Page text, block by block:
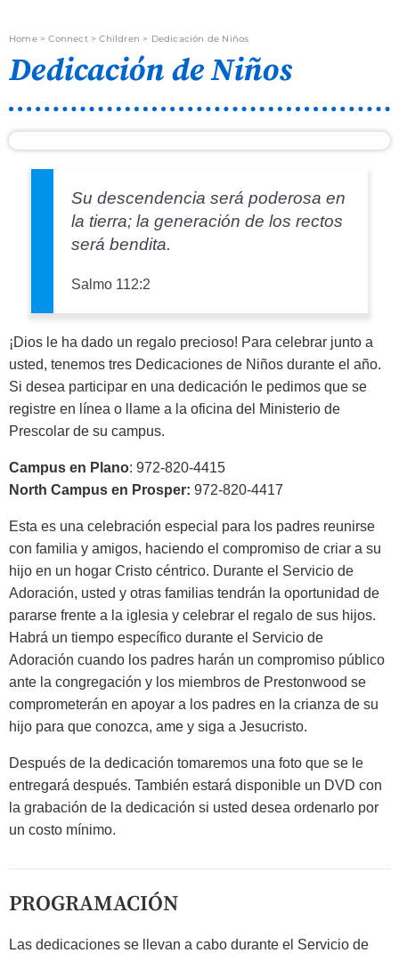
Home>Connect>Children > Dedicación de Niños
Dedicación de Niños
Su descendencia será poderosa en
la tierra; la generación de los rectos
será bendita.
Salmo 112:2
¡Dios le ha dado un regalo precioso! Para celebrar junto a
usted, tenemos tres Dedicaciones de Niños durante el año.
Si desea participar en una dedicación le pedimos que se
registre en línea o llame a la oficina del Ministerio de
Prescolar de su campus.
Campus en Plano: 972-820-4415
North Campus en Prosper: 972-820-4417
Esta es una celebración especial para los padres reunirse
con familia y amigos, haciendo el compromiso de criar a su
hijo en un hogar Cristo céntrico. Durante el Servicio de
Adoración, usted y otras familias tendrán la oportunidad de
pararse frente a la iglesia y celebrar el regalo de sus hijos.
Habrá un tiempo específico durante el Servicio de
Adoración cuando los padres harán un compromiso público
ante la congregación y los miembros de Prestonwood se
comprometerán en apoyar a los padres en la crianza de su
hijo para que conozca, ame y siga a Jesucristo.
Después de la dedicación tomaremos una foto que se le
entregará después. También estará disponible un DVD con
la grabación de la dedicación si usted desea ordenarlo por
un costo mínimo.
PROGRAMACIÓN
Las dedicaciones se llevan a cabo durante el Servicio de